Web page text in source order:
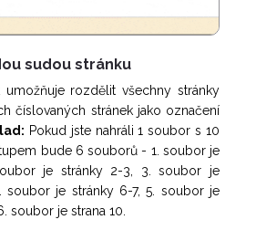
sudou stránku
umožňuje rozdělit všechny stránky
číslovaných stránek jako označení
Pokud jste nahráli 1 soubor s 10
bude 6 souborů - 1. soubor je
je stránky 2-3, 3. soubor je
soubor je stránky 6-7, 5. soubor je
soubor je strana 10.